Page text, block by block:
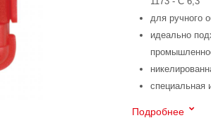
для ручного
идеально
специальная
Подробнее